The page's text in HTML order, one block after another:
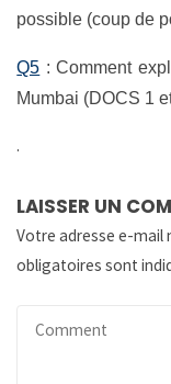
possible (coup de
Q5 : Comment
Mumbai (DOCS 1
.
LAISSER UN
Votre adresse e-mail
obligatoires sont